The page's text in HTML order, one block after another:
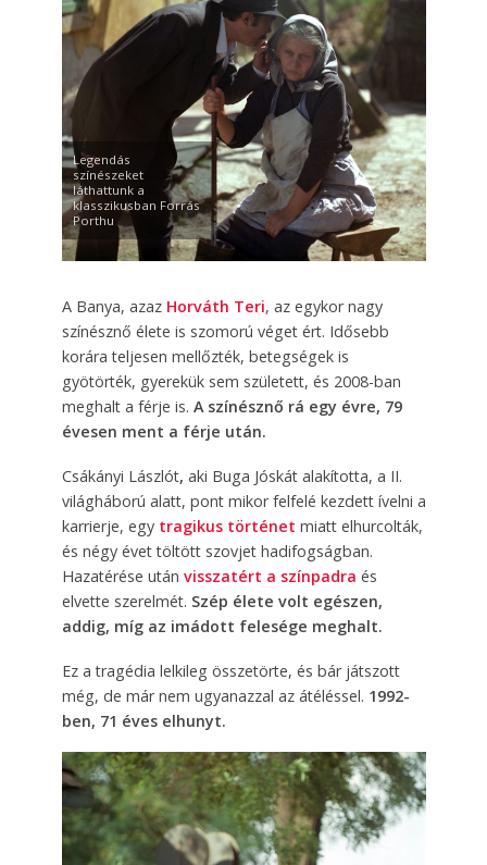
Legendás
színészeket
láthattunk a
klasszikusban Forrás
Porthu
A Banya, azaz Horváth Teri, az egykor nagy
színésznő élete is szomorú véget ért. Idősebb
korára teljesen mellőzték, betegségek is
gyötörték, gyerekük sem született, és 2008-ban
meghalt a férje is. A színésznő rá egy évre, 79
évesen ment a férje után.
Csákányi Lászlót, aki Buga Jóskát alakította, a II.
világháború alatt, pont mikor felfelé kezdett ívelni a
karrierje, egy tragikus történet miatt elhurcolták,
és négy évet töltött szovjet hadifogságban.
Hazatérése után visszatért a színpadra és
elvette szerelmét. Szép élete volt egészen,
addig, míg az imádott felesége meghalt.
Ez a tragédia lelkileg összetörte, és bár játszott
még, de már nem ugyanazzal az átéléssel. 1992-
ben, 71 éves elhunyt.